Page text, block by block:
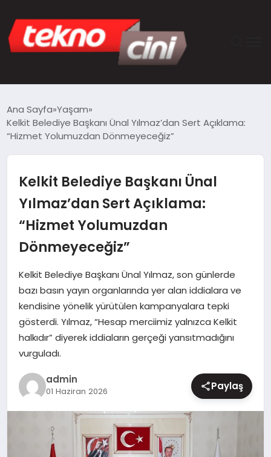
TEKNOLOJI
SAĞLIK
MAGAZIN
Ana Sayfa Yaşam
Kelkit Belediye Başkanı Ünal Yılmaz’dan Sert Açıklama:
“Hizmet Yolumuzdan Dönmeyeceğiz”
Kelkit Belediye Başkanı Ünal
Yılmaz’dan Sert Açıklama:
“Hizmet Yolumuzdan
Dönmeyeceğiz”
Kelkit Belediye Başkanı Ünal Yılmaz, son günlerde
bazı basın yayın organlarında yer alan iddialara ve
kendisine yönelik yürütülen kampanyalara tepki
gösterdi. Yılmaz, “Hesap merciimiz yalnızca Kelkit
halkıdır” diyerek iddiaların gerçeği yansıtmadığını
vurguladı.
admin
01 Haziran 2026 Paylaş